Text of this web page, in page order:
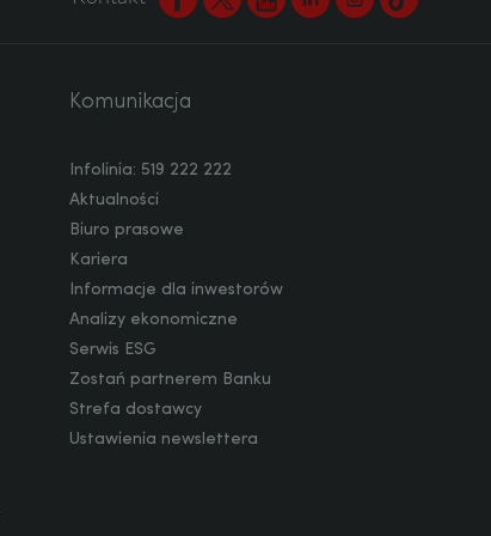
Komunikacja
Infolinia: 519 222 222
Aktualności
Biuro prasowe
Kariera
Informacje dla inwestorów
Analizy ekonomiczne
Serwis ESG
Zostań partnerem Banku
Strefa dostawcy
Ustawienia newslettera